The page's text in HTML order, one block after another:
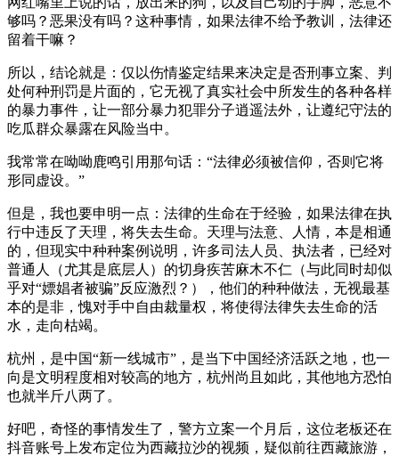
够吗？恶果没有吗？这种事情，如果法律不给予教训，法律还
留着干嘛？
所以，结论就是：仅以伤情鉴定结果来决定是否刑事立案、判
处何种刑罚是片面的，它无视了真实社会中所发生的各种各样
的暴力事件，让一部分暴力犯罪分子逍遥法外，让遵纪守法的
吃瓜群众暴露在风险当中。
我常常在呦呦鹿鸣引用那句话：“法律必须被信仰，否则它将
形同虚设。”
但是，我也要申明一点：法律的生命在于经验，如果法律在执
行中违反了天理，将失去生命。天理与法意、人情，本是相通
的，但现实中种种案例说明，许多司法人员、执法者，已经对
普通人（尤其是底层人）的切身疾苦麻木不仁（与此同时却似
乎对“嫖娼者被骗”反应激烈？），他们的种种做法，无视最基
本的是非，愧对手中自由裁量权，将使得法律失去生命的活
水，走向枯竭。
杭州，是中国“新一线城市”，是当下中国经济活跃之地，也一
向是文明程度相对较高的地方，杭州尚且如此，其他地方恐怕
也就半斤八两了。
好吧，奇怪的事情发生了，警方立案一个月后，这位老板还在
抖音账号上发布定位为西藏拉沙的视频，疑似前往西藏旅游，